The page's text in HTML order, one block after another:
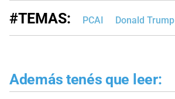
#TEMAS: PCAI Donald Trump
Además tenés que leer: